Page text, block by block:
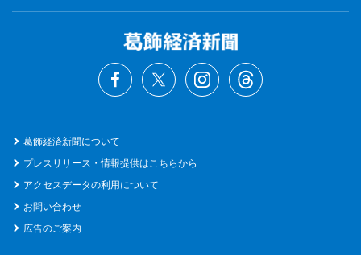
葛飾経済新聞について
プレスリリース・情報提供はこちらから
アクセスデータの利用について
お問い合わせ
広告のご案内